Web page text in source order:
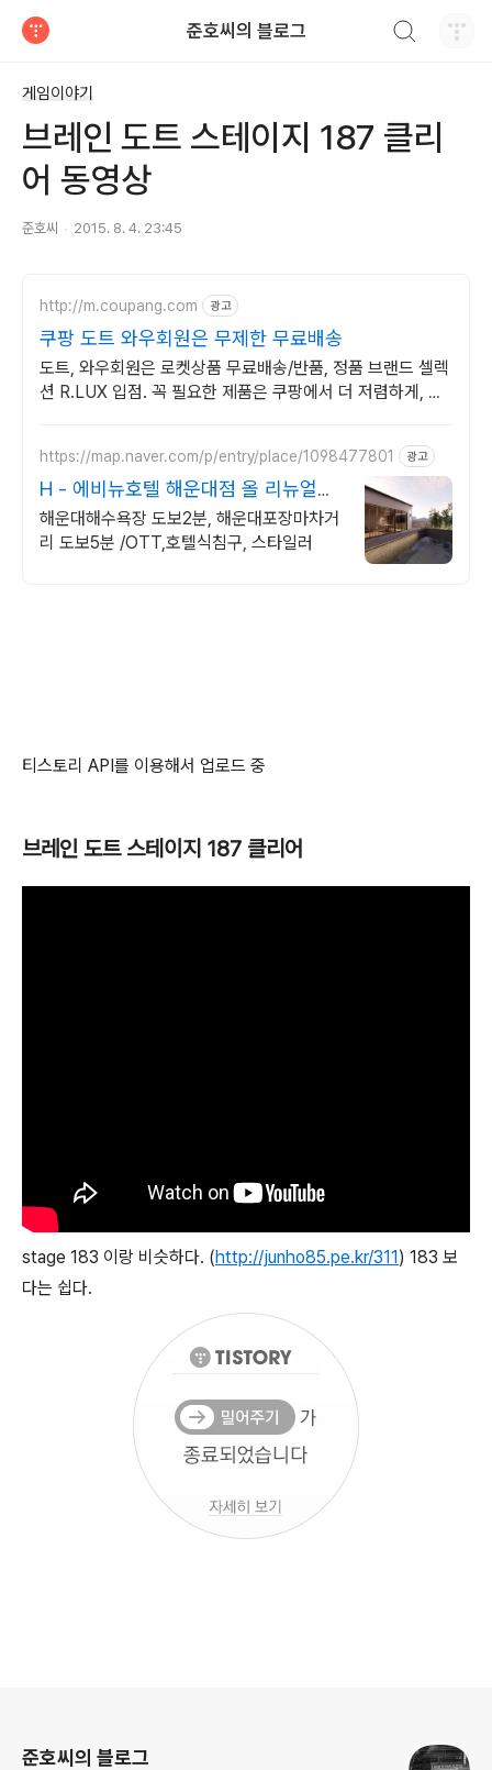
준호씨의 블로그
게임이야기
브레인 도트 스테이지 187 클리
어 동영상
준호씨 2015. 8. 4. 23:45
http://m.coupang.com 광고
쿠팡 도트 와우회원은 무제한 무료배송
도트, 와우회원은 로켓상품 무료배송/반품, 정품 브랜드 셀렉
션 R.LUX 입점. 꼭 필요한 제품은 쿠팡에서 더 저렴하게, 로
https://map.naver.com/p/entry/place/1098477801 광고
H - 에비뉴호텔 해운대점 올 리뉴얼
OPEN!
해운대해수욕장 도보2분, 해운대포장마차거
리 도보5분 /OTT,호텔식침구, 스타일러
티스토리 API를 이용해서 업로드 중
브레인 도트 스테이지 187 클리어
stage 183 이랑 비슷하다. (http://junho85.pe.kr/311) 183 보
다는 쉽다.
준호씨의 블로그